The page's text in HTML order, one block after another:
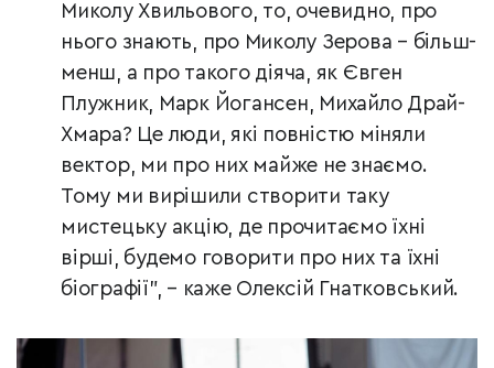
Миколу Хвильового, то, очевидно, про
нього знають, про Миколу Зерова – більш-
менш, а про такого діяча, як Євген
Плужник, Марк Йогансен, Михайло Драй-
Хмара? Це люди, які повністю міняли
вектор, ми про них майже не знаємо.
Тому ми вирішили створити таку
мистецьку акцію, де прочитаємо їхні
вірші, будемо говорити про них та їхні
біографії”, – каже Олексій Гнатковський.